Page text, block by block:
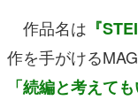
作品名は 『
作を手がける
「続編と考えても